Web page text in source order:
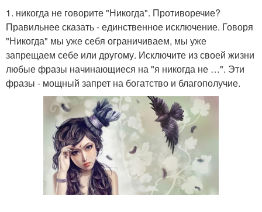
1. никогда не говорите "Никогда". Противоречие?
Правильнее сказать - единственное исключение. Говоря
"Никогда" мы уже себя ограничиваем, мы уже
запрещаем себе или другому. Исключите из своей жизни
любые фразы начинающиеся на "я никогда не …". Эти
фразы - мощный запрет на богатство и благополучие.